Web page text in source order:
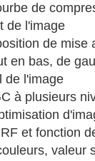
de
de l'image
de mise
en bas, de
de l'image
à plusieurs
et fonction
valeur